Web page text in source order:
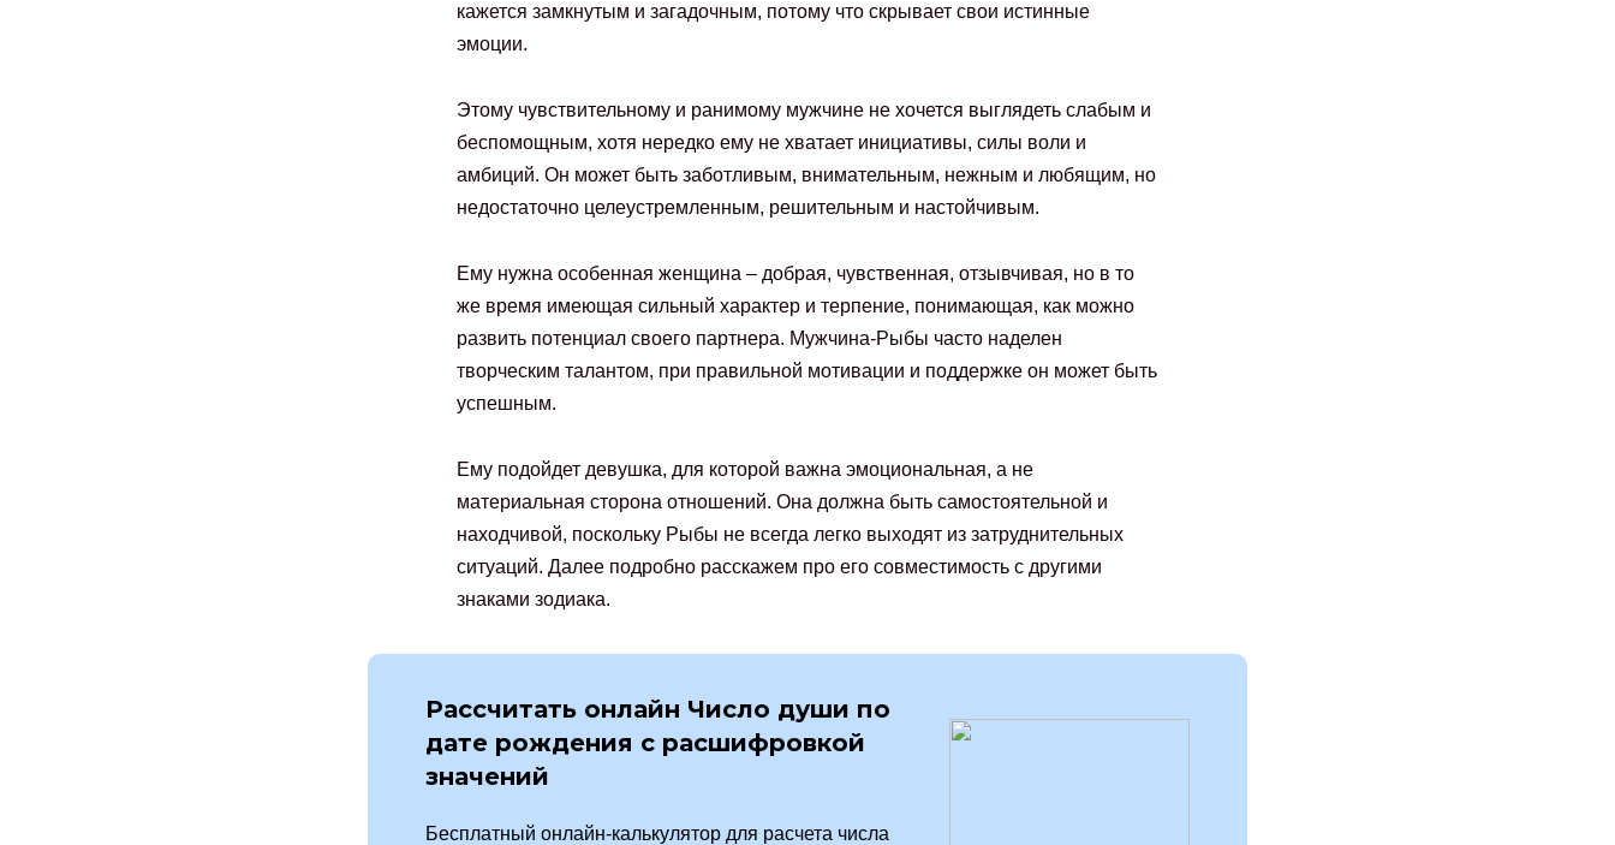
кажется замкнутым и загадочным, потому что скрывает свои истинные
эмоции.
Этому чувствительному и ранимому мужчине не хочется выглядеть слабым и
беспомощным, хотя нередко ему не хватает инициативы, силы воли и
амбиций. Он может быть заботливым, внимательным, нежным и любящим, но
недостаточно целеустремленным, решительным и настойчивым.
Ему нужна особенная женщина – добрая, чувственная, отзывчивая, но в то
же время имеющая сильный характер и терпение, понимающая, как можно
развить потенциал своего партнера. Мужчина-Рыбы часто наделен
творческим талантом, при правильной мотивации и поддержке он может быть
успешным.
Ему подойдет девушка, для которой важна эмоциональная, а не
материальная сторона отношений. Она должна быть самостоятельной и
находчивой, поскольку Рыбы не всегда легко выходят из затруднительных
ситуаций. Далее подробно расскажем про его совместимость с другими
знаками зодиака.
Рассчитать онлайн Число души по
дате рождения с расшифровкой
значений
Бесплатный онлайн-калькулятор для расчета числа